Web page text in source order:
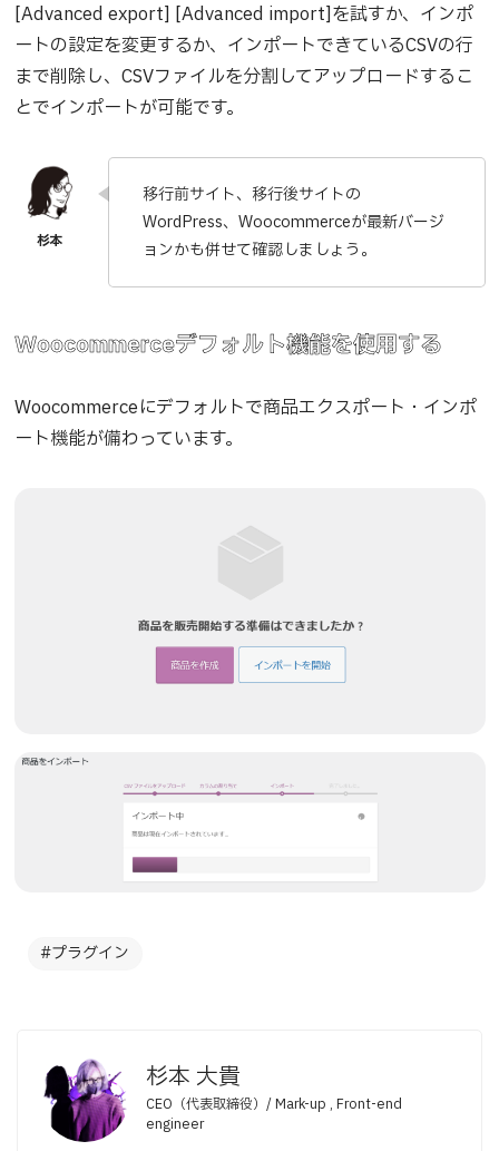
[Advanced export] [Advanced import]を試すか、インポ
ートの設定を変更するか、インポートできているCSVの行
まで削除し、CSVファイルを分割してアップロードするこ
とでインポートが可能です。
移行前サイト、移行後サイトの
WordPress、Woocommerceが最新バージ
ョンかも併せて確認しましょう。
Woocommerceデフォルト機能を使用する
Woocommerceにデフォルトで商品エクスポート・インポ
ート機能が備わっています。
プラグイン
杉本 大貴
CEO（代表取締役）/ Mark-up , Front-end
engineer